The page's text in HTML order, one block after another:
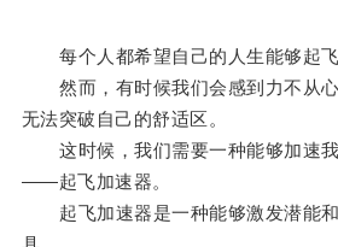
每个人都希望自己的人生能够起飞
然而，有时候我们会感到力不从心
无法突破自己的舒适区。
这时候，我们需要一种能够加速我
——起飞加速器。
起飞加速器是一种能够激发潜能和